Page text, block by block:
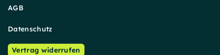
AGB
Datenschutz
Vertrag widerrufen